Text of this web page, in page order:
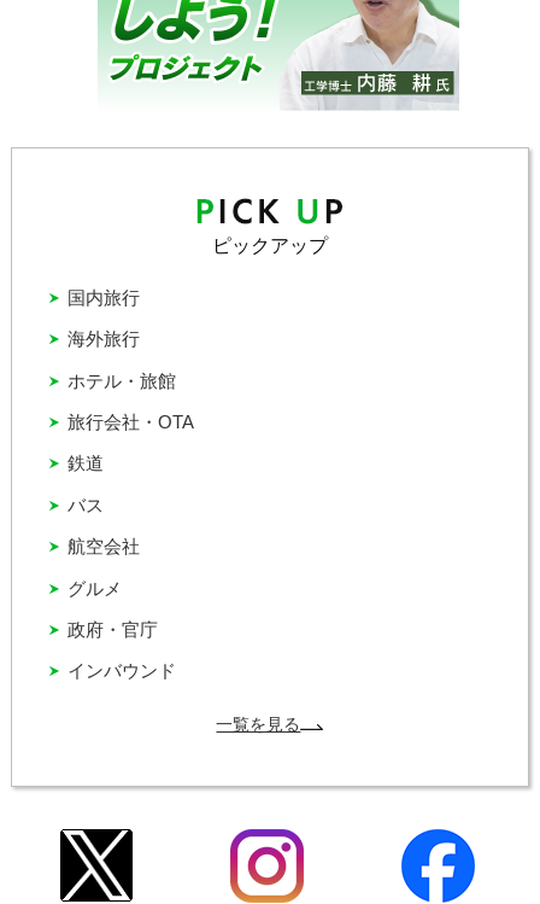
ピックアップ
インバウンド
グルメ
バス
ホテル・旅館
国内旅行
政府・官庁
旅行会社・OTA
海外旅行
航空会社
鉄道
一覧を見る